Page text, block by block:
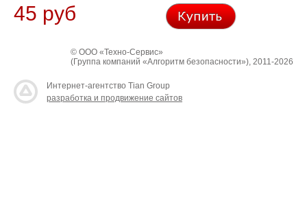
45 руб
© ООО «Техно-Сервис»
(Группа компаний «Алгоритм безопасности»), 2011-2026
Интернет-агентство Tian Group
разработка и продвижение сайтов